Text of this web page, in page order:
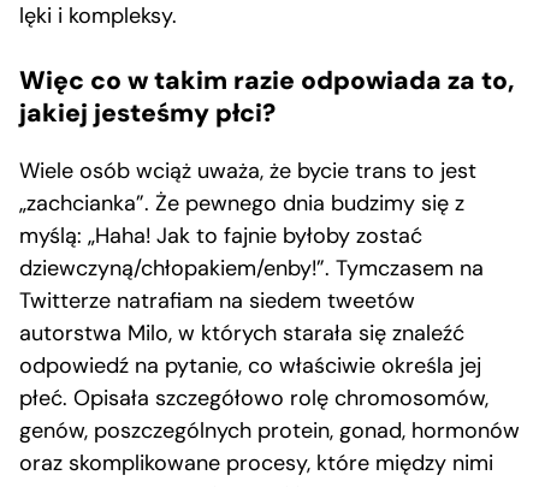
lęki i kompleksy.
Więc co w takim razie odpowiada za to,
jakiej jesteśmy płci?
Wiele osób wciąż uważa, że bycie trans to jest
„zachcianka”. Że pewnego dnia budzimy się z
myślą: „Haha! Jak to fajnie byłoby zostać
dziewczyną/chłopakiem/enby!”. Tymczasem na
Twitterze natrafiam na siedem tweetów
autorstwa Milo, w których starała się znaleźć
odpowiedź na pytanie, co właściwie określa jej
płeć. Opisała szczegółowo rolę chromosomów,
genów, poszczególnych protein, gonad, hormonów
oraz skomplikowane procesy, które między nimi